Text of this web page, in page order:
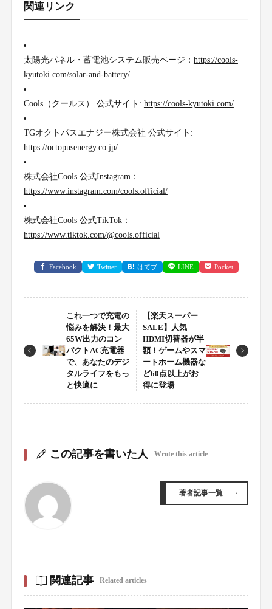
関連リンク
太陽光パネル・蓄電池システム販売ページ： https://cools-
kyutoki.com/solar-and-battery/
Cools（クールス） 公式サイト: https://cools-kyutoki.com/
TGオクトパスエナジー株式会社 公式サイト:
https://octopusenergy.co.jp/
株式会社Cools 公式Instagram：
https://www.instagram.com/cools.official/
株式会社Cools 公式TikTok：
https://www.tiktok.com/@cools.official
Facebook Twitter はてブ LINE Pocket
これ一つで充電の
悩みを解決！最大
65W出力のコン
パクトAC充電器
で、あなたのデジ
タルライフをもっ
と快適に
【楽天スーパー
SALE】人気
HDMI切替器が半
額！ゲームやスマ
ートホーム機器な
ど60点以上がお
得に登場
この記事を書いた人 Wrote this article
著者記事一覧
関連記事 Related articles